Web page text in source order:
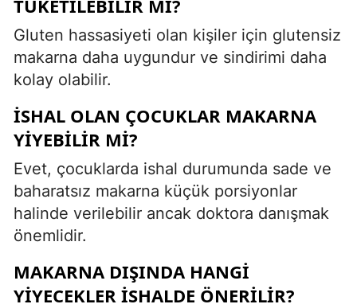
TÜKETILEBILIR MI?
Gluten hassasiyeti olan kişiler için glutensiz
makarna daha uygundur ve sindirimi daha
kolay olabilir.
İSHAL OLAN ÇOCUKLAR MAKARNA
YIYEBILIR MI?
Evet, çocuklarda ishal durumunda sade ve
baharatsız makarna küçük porsiyonlar
halinde verilebilir ancak doktora danışmak
önemlidir.
MAKARNA DIŞINDA HANGI
YIYECEKLER ISHALDE ÖNERILIR?